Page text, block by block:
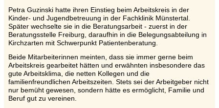
Petra Guzinski hatte ihren Einstieg beim Arbeitskreis in der
Kinder- und Jugendbetreuung in der Fachklinik Münstertal.
Später wechselte sie in die Beratungsarbeit - zuerst in der
Beratungsstelle Freiburg, daraufhin in die Belegungsabteilung in
Kirchzarten mit Schwerpunkt Patientenberatung.
Beide Mitarbeiterinnen meinten, dass sie immer gerne beim
Arbeitskreis gearbeitet hätten und erwähnten insbesondere das
gute Arbeitsklima, die netten Kollegen und die
familienfreundlichen Arbeitszeiten. Stets sei der Arbeitgeber nicht
nur bemüht gewesen, sondern hätte es ermöglicht, Familie und
Beruf gut zu vereinen.